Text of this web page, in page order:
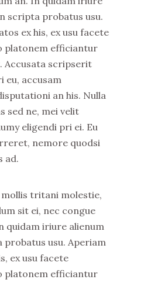
scripta probatus usu.
ex his, ex usu facete
platonem efficiantur
Accusata scripserit
eu, accusam
an his. Nulla
sed ne, mei velit
eligendi pri ei. Eu
nemore quodsi
ad.
tritani molestie,
sit ei, nec congue
quidam iriure alienum
probatus usu. Aperiam
ex usu facete
platonem efficiantur